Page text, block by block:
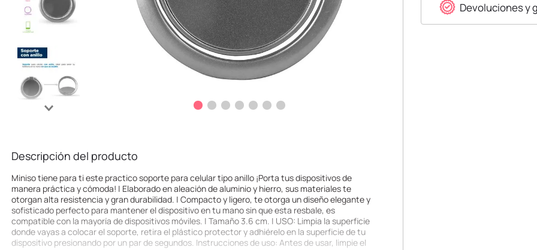
Descripción del producto
Miniso tiene para ti este practico soporte para celular tipo anillo ¡Porta tus dispositivos de
manera práctica y cómoda! | Elaborado en aleación de aluminio y hierro, sus materiales te
otorgan alta resistencia y gran durabilidad. | Compacto y ligero, te otorga un diseño elegante y
sofisticado perfecto para mantener el dispositivo en tu mano sin que esta resbale, es
compatible con la mayoría de dispositivos móviles. | Tamaño 3.6 cm. | USO: Limpia la superficie
donde vayas a colocar el soporte, retira el plástico protector y adhiérelo en la superficie de tu
dispositivo presionando por un par de segundos. Instrucciones de uso: Antes de usar, limpie el
Devoluciones y